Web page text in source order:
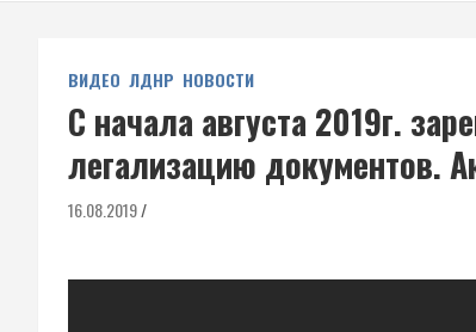
ВИДЕО ЛДНР НОВОСТИ
С начала августа 2019г.
легализацию документов.
16.08.2019